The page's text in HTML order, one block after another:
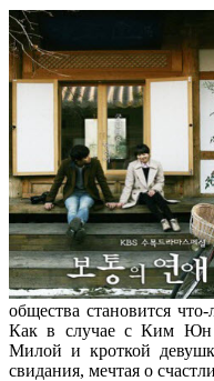
общества становится
Как в случае с Ким Юн
Милой и кроткой
свидания, мечтая о